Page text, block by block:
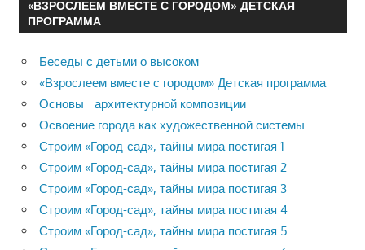
«ВЗРОСЛЕЕМ ВМЕСТЕ С ГОРОДОМ» ДЕТСКАЯ
ПРОГРАММА
Беседы с детьми о высоком
«Взрослеем вместе с городом» Детская программа
Основы архитектурной композиции
Освоение города как художественной системы
Строим «Город-сад», тайны мира постигая 1
Строим «Город-сад», тайны мира постигая 2
Строим «Город-сад», тайны мира постигая 3
Строим «Город-сад», тайны мира постигая 4
Строим «Город-сад», тайны мира постигая 5